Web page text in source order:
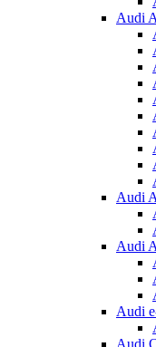
Audi
Audi
Audi
Audi